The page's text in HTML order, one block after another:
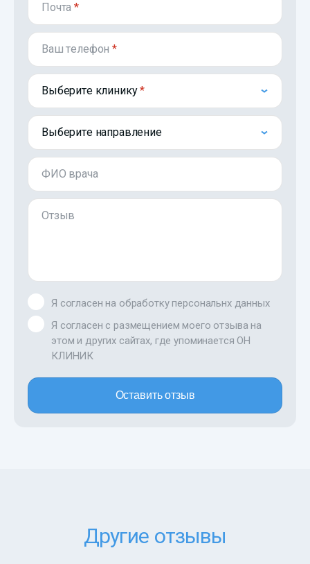
Почта*
Ваш телефон*
Выберите клинику
Выберите направление
ФИО врача
Отзыв
Я согласен на обработку персональнх данных
Я согласен с размещением моего отзыва на
этом и других сайтах, где упоминается ОН
КЛИНИК
Оставить отзыв
Другие отзывы